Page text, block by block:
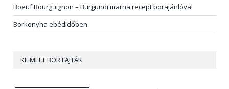
Boeuf Bourguignon – Burgundi marha recept borajánlóval
Borkonyha ebédidőben
KIEMELT BOR FAJTÁK